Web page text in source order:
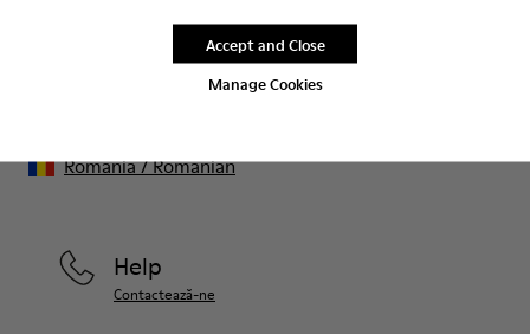
Manage Cookies
Accept and Close
Help
Contactează-ne
Romania/Romanian